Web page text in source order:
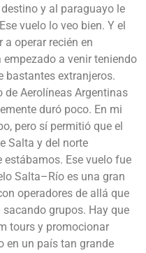
y al paraguayo le
vuelo lo veo bien. Y el
operar recién en
a venir teniendo
bastantes extranjeros.
de Aerolíneas Argentinas
duró poco. En mi
pero sí permitió que el
Salta y del norte
Ese vuelo fue
Salta–Río es una gran
operadores de allá que
grupos. Hay que
tours y promocionar
en un país tan grande